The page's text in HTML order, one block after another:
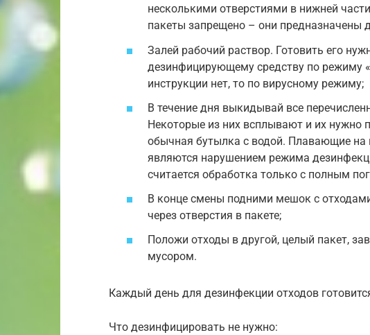
несколькими отверстиями в нижней
пакеты запрещено – они предназначены
Залей рабочий раствор. Готовить его
дезинфицирующему средству по режиму
инструкции нет, то по вирусному режиму;
В течение дня выкидывай все
Некоторые из них всплывают и их нужно
обычная бутылка с водой. Плавающие
являются нарушением режима
считается обработка только с полным
В конце смены подними мешок с
через отверстия в пакете;
Положи отходы в другой, целый пакет,
мусором.
Каждый день для дезинфекции отходов
Что дезинфицировать не нужно: